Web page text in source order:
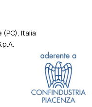
(PC), Italia